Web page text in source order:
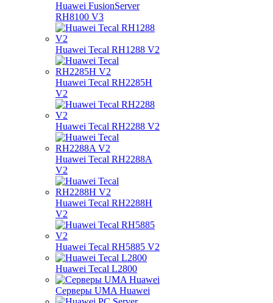
Huawei FusionServer
RH8100 V3
Huawei Tecal RH1288 V2
Huawei Tecal RH2285H
V2
Huawei Tecal RH2288 V2
Huawei Tecal RH2288A
V2
Huawei Tecal RH2288H
V2
Huawei Tecal RH5885 V2
Huawei Tecal L2800
Серверы UMA Huawei